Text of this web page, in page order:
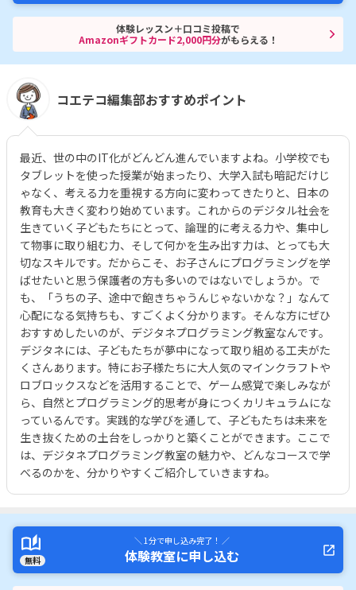
体験レッスン＋口コミ投稿で
Amazonギフトカード2,000円分がもらえる！
コエテコ編集部おすすめポイント
最近、世の中のIT化がどんどん進んでいますよね。小学校でも
タブレットを使った授業が始まったり、大学入試も暗記だけじ
ゃなく、考える力を重視する方向に変わってきたりと、日本の
教育も大きく変わり始めています。これからのデジタル社会を
生きていく子どもたちにとって、論理的に考える力や、集中し
て物事に取り組む力、そして何かを生み出す力は、とっても大
切なスキルです。だからこそ、お子さんにプログラミングを学
ばせたいと思う保護者の方も多いのではないでしょうか。で
も、「うちの子、途中で飽きちゃうんじゃないかな？」なんて
心配になる気持ちも、すごくよく分かります。そんな方にぜひ
おすすめしたいのが、デジタネプログラミング教室なんです。
デジタネには、子どもたちが夢中になって取り組める工夫がた
くさんあります。特にお子様たちに大人気のマインクラフトや
ロブロックスなどを活用することで、ゲーム感覚で楽しみなが
ら、自然とプログラミング的思考が身につくカリキュラムにな
っているんです。実践的な学びを通して、子どもたちは未来を
生き抜くための土台をしっかりと築くことができます。ここで
は、デジタネプログラミング教室の魅力や、どんなコースで学
べるのかを、分かりやすくご紹介していきますね。
無料
＼ 1分で申し込み完了！ ／
体験教室に申し込む